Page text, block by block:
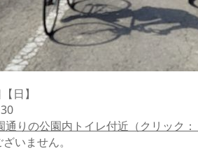
日】
30
りの公園内トイレ付近（クリック：
いません。